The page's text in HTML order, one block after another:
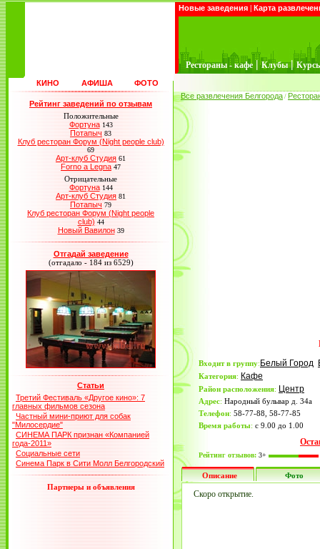
Новые заведения | Карта
Рестораны - кафе | Клубы |
КИНО АФИША ФОТО
Рейтинг заведений по отзывам
Положительные
Фортуна 143
Потапыч 83
Клуб ресторан Форум (Night people club)
69
Арт-клуб Студия 61
Forno a Legna 47
Отрицательные
Фортуна 144
Арт-клуб Студия 81
Потапыч 79
Клуб ресторан Форум (Night people
club) 44
Новый Вавилон 39
Отгадай заведение
(отгадало - 184 из 6529)
Статьи
Третий Фестиваль «Другое кино»: 7
главных фильмов сезона
Частный мини-приют для собак
"Милосердие"
СИНЕМА ПАРК признан «Компанией
года-2011»
Социальные сети
Синема Парк в Сити Молл Белгородский
Партнеры и объявления
Все развлечения Белгорода /
Входит в группу:Белый Город
Категория: Кафе
Район расположения: Центр
Адрес: Народный бульвар д. 34а
Телефон: 58-77-88, 58-77-85
Время работы: c 9.00 до 1.00
Рейтинг отзывов: 3+
Описание Фото
Скоро открытие.